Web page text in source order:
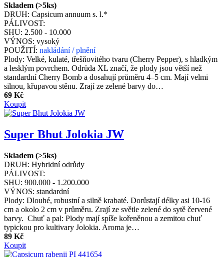
Skladem (>5ks)
DRUH: Capsicum annuum s. l.*
PÁLIVOST:
SHU: 2.500 - 10.000
VÝNOS: vysoký
POUŽITÍ: nakládání / plnění
Plody: Velké, kulaté, třešňovitého tvaru (Cherry Pepper), s hladkým
a lesklým povrchem. Odrůda XL značí, že plody jsou větší než
standardní Cherry Bomb a dosahují průměru 4–5 cm. Mají velmi
silnou, křupavou stěnu. Zrají ze zelené barvy do…
69 Kč
Koupit
Super Bhut Jolokia JW
Skladem (>5ks)
DRUH: Hybridní odrůdy
PÁLIVOST:
SHU: 900.000 - 1.200.000
VÝNOS: standardní
Plody: Dlouhé, robustní a silně krabaté. Dorůstají délky asi 10-16
cm a okolo 2 cm v průměru. Zrají ze světle zelené do sytě červené
barvy. Chuť a pal: Plody mají spíše kořeněnou a zemitou chuť
typickou pro kultivary Jolokia. Aroma je…
89 Kč
Koupit